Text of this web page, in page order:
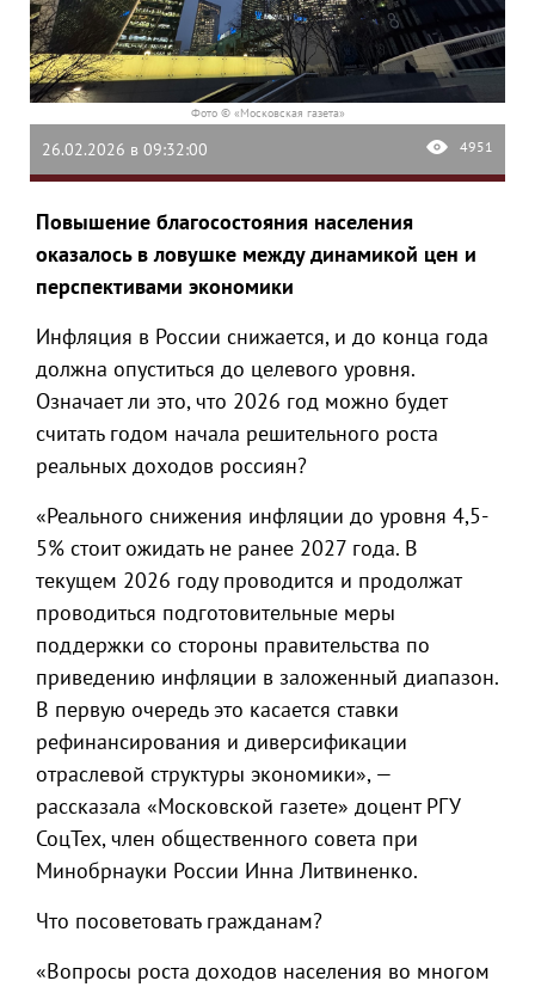
Фото © «Московская газета»
26.02.2026 в 09:32:00 4951
Повышение благосостояния населения
оказалось в ловушке между динамикой цен и
перспективами экономики
Инфляция в России снижается, и до конца года
должна опуститься до целевого уровня.
Означает ли это, что 2026 год можно будет
считать годом начала решительного роста
реальных доходов россиян?
«Реального снижения инфляции до уровня 4,5-
5% стоит ожидать не ранее 2027 года. В
текущем 2026 году проводится и продолжат
проводиться подготовительные меры
поддержки со стороны правительства по
приведению инфляции в заложенный диапазон.
В первую очередь это касается ставки
рефинансирования и диверсификации
отраслевой структуры экономики», —
рассказала «Московской газете» доцент РГУ
СоцТех, член общественного совета при
Минобрнауки России Инна Литвиненко.
Что посоветовать гражданам?
«Вопросы роста доходов населения во многом